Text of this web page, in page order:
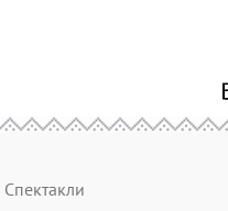
Спектакли